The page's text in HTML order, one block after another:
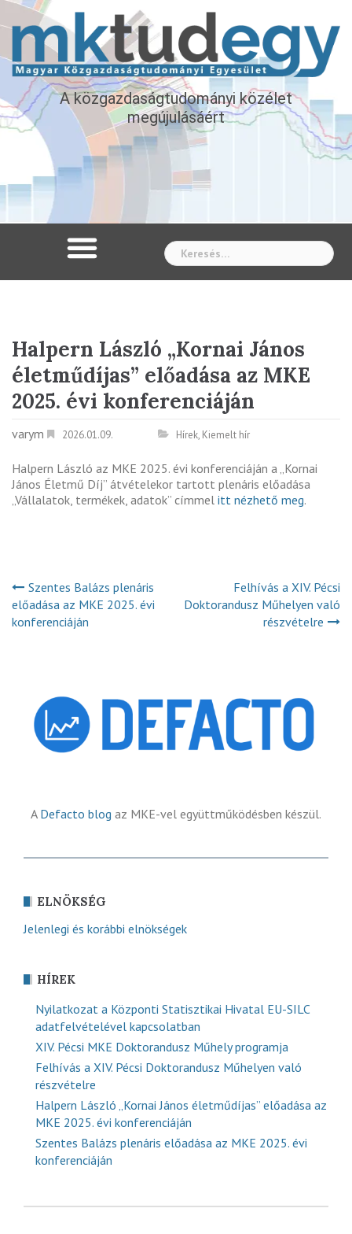
A közgazdaságtudományi közélet
megújulásáért
Halpern László „Kornai János
életműdíjas” előadása az MKE
2025. évi konferenciáján
varym 2026.01.09. Hírek, Kiemelt hír
Halpern László az MKE 2025. évi konferenciáján a „Kornai
János Életmű Díj” átvételekor tartott plenáris előadása
„Vállalatok, termékek, adatok” címmel itt nézhető meg.
Szentes Balázs plenáris
előadása az MKE 2025. évi
konferenciáján
Felhívás a XIV. Pécsi
Doktorandusz Műhelyen való
részvételre
A Defacto blog az MKE-vel együttműködésben készül.
ELNÖKSÉG
Jelenlegi és korábbi elnökségek
HÍREK
Nyilatkozat a Központi Statisztikai Hivatal EU-SILC
adatfelvételével kapcsolatban
XIV. Pécsi MKE Doktorandusz Műhely programja
Felhívás a XIV. Pécsi Doktorandusz Műhelyen való
részvételre
Halpern László „Kornai János életműdíjas” előadása az
MKE 2025. évi konferenciáján
Szentes Balázs plenáris előadása az MKE 2025. évi
konferenciáján